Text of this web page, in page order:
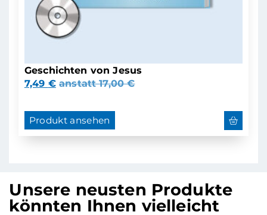
Geschichten von Jesus
7,49 € anstatt17,00€
Produkt ansehen
Unsere neusten Produkte
könnten Ihnen vielleicht